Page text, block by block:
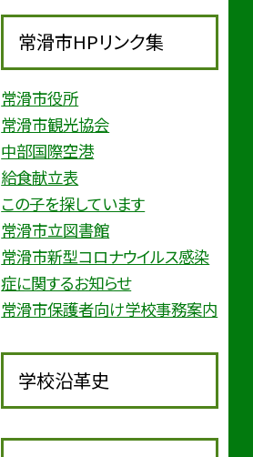
常滑市HPリンク集
常滑市役所
常滑市観光協会
中部国際空港
給食献立表
この子を探しています
常滑市立図書館
常滑市新型コロナウイルス感染
症に関するお知らせ
常滑市保護者向け学校事務案内
学校沿革史